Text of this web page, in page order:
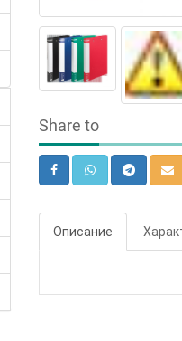
Share to
Описание